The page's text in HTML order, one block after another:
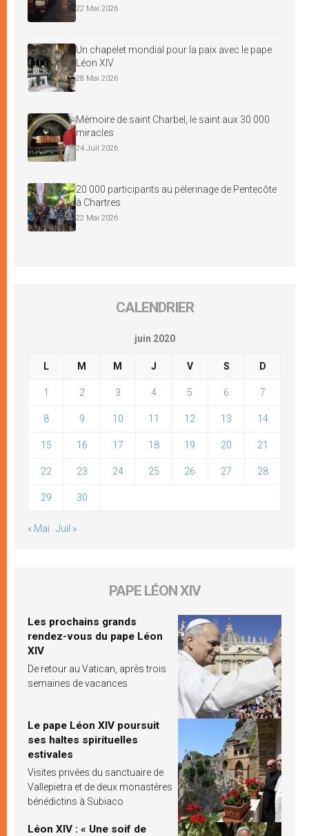
22 Mai 2026
Un chapelet mondial pour la paix avec le pape
Léon XIV
28 Mai 2026
Mémoire de saint Charbel, le saint aux 30 000
miracles
24 Juil 2026
20 000 participants au pèlerinage de Pentecôte
à Chartres
22 Mai 2026
CALENDRIER
juin 2020
L M M J V S D
1 2 3 4 5 6 7
8 9 10 11 12 13 14
15 16 17 18 19 20 21
22 23 24 25 26 27 28
29 30
« Mai Juil »
PAPE LÉON XIV
Les prochains grands
rendez-vous du pape Léon
XIV
De retour au Vatican, après trois
semaines de vacances
Le pape Léon XIV poursuit
ses haltes spirituelles
estivales
Visites privées du sanctuaire de
Vallepietra et de deux monastères
bénédictins à Subiaco
Léon XIV : « Une soif de